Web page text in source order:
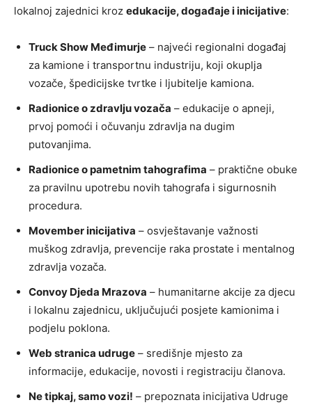
lokalnoj zajednici kroz edukacije, događaje i inicijative:
Truck Show Međimurje – najveći regionalni događaj
za kamione i transportnu industriju, koji okuplja
vozače, špedicijske tvrtke i ljubitelje kamiona.
Radionice o zdravlju vozača – edukacije o apneji,
prvoj pomoći i očuvanju zdravlja na dugim
putovanjima.
Radionice o pametnim tahografima – praktične obuke
za pravilnu upotrebu novih tahografa i sigurnosnih
procedura.
Movember inicijativa – osvještavanje važnosti
muškog zdravlja, prevencije raka prostate i mentalnog
zdravlja vozača.
Convoy Djeda Mrazova – humanitarne akcije za djecu
i lokalnu zajednicu, uključujući posjete kamionima i
podjelu poklona.
Web stranica udruge – središnje mjesto za
informacije, edukacije, novosti i registraciju članova.
Ne tipkaj, samo vozi! – prepoznata inicijativa Udruge